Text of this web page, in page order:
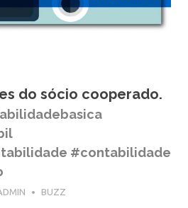
do sócio cooperado.
#contabilidade
BUZZ